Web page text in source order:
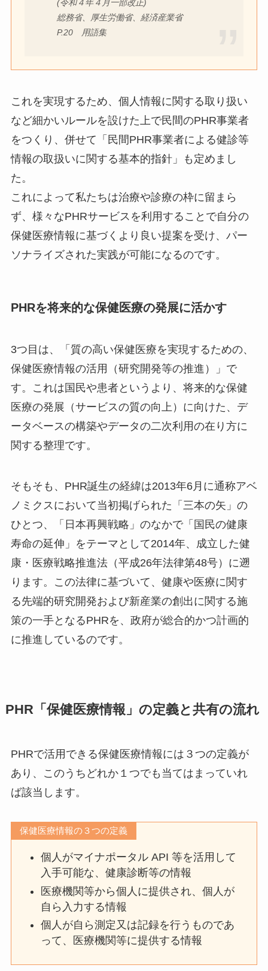
(令和４年４月一部改正)
総務省、厚生労働省、経済産業省
P.20 用語集
これを実現するため、個人情報に関する取り扱い
など細かいルールを設けた上で民間のPHR事業者
をつくり、併せて「民間PHR事業者による健診等
情報の取扱いに関する基本的指針」も定めまし
た。
これによって私たちは治療や診療の枠に留まら
ず、様々なPHRサービスを利用することで自分の
保健医療情報に基づくより良い提案を受け、パー
ソナライズされた実践が可能になるのです。
PHRを将来的な保健医療の発展に活かす
3つ目は、「質の高い保健医療を実現するための、
保健医療情報の活用（研究開発等の推進）」で
す。これは国民や患者というより、将来的な保健
医療の発展（サービスの質の向上）に向けた、デ
ータベースの構築やデータの二次利用の在り方に
関する整理です。
そもそも、PHR誕生の経緯は2013年6月に通称アベ
ノミクスにおいて当初掲げられた「三本の矢」の
ひとつ、「日本再興戦略」のなかで「国民の健康
寿命の延伸」をテーマとして2014年、成立した健
康・医療戦略推進法（平成26年法律第48号）に遡
ります。この法律に基づいて、健康や医療に関す
る先端的研究開発および新産業の創出に関する施
策の一手となるPHRを、政府が総合的かつ計画的
に推進しているのです。
PHR「保健医療情報」の定義と共有の流れ
PHRで活用できる保健医療情報には３つの定義が
あり、このうちどれか１つでも当てはまっていれ
ば該当します。
保健医療情報の３つの定義
個人がマイナポータル API 等を活用して
入手可能な、健康診断等の情報
医療機関等から個人に提供され、個人が
自ら入力する情報
個人が自ら測定又は記録を行うものであ
って、医療機関等に提供する情報